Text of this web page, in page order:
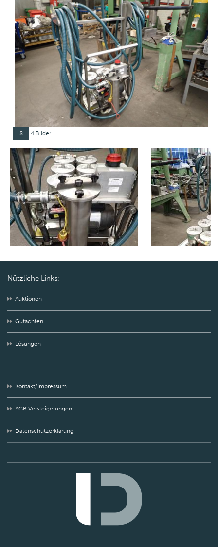
8 4 Bilder
Nützliche Links:
Auktionen
Gutachten
Lösungen
Kontakt/Impressum
AGB Versteigerungen
Datenschutzerklärung